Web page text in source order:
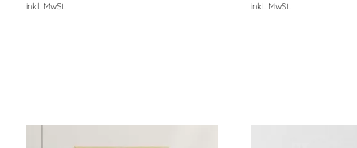
inkl. MwSt. inkl. MwSt.